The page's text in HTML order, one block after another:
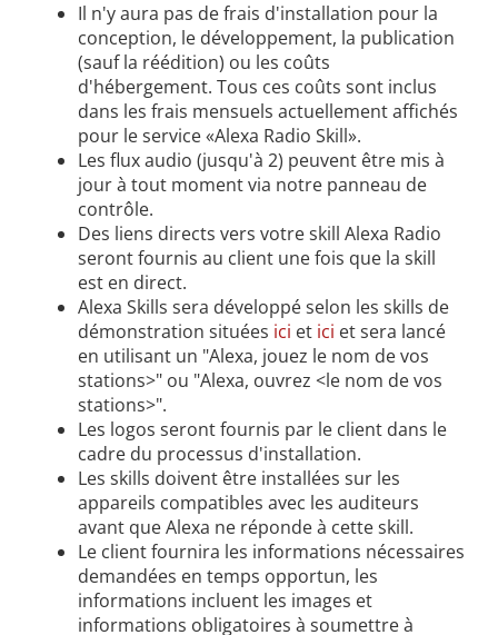
Il n'y aura pas de frais d'installation pour la
conception, le développement, la publication
(sauf la réédition) ou les coûts
d'hébergement. Tous ces coûts sont inclus
dans les frais mensuels actuellement affichés
pour le service «Alexa Radio Skill».
Les flux audio (jusqu'à 2) peuvent être mis à
jour à tout moment via notre panneau de
contrôle.
Des liens directs vers votre skill Alexa Radio
seront fournis au client une fois que la skill
est en direct.
Alexa Skills sera développé selon les skills de
démonstration situées ici et ici et sera lancé
en utilisant un "Alexa, jouez le nom de vos
stations>" ou "Alexa, ouvrez <le nom de vos
stations>".
Les logos seront fournis par le client dans le
cadre du processus d'installation.
Les skills doivent être installées sur les
appareils compatibles avec les auditeurs
avant que Alexa ne réponde à cette skill.
Le client fournira les informations nécessaires
demandées en temps opportun, les
informations incluent les images et
informations obligatoires à soumettre à